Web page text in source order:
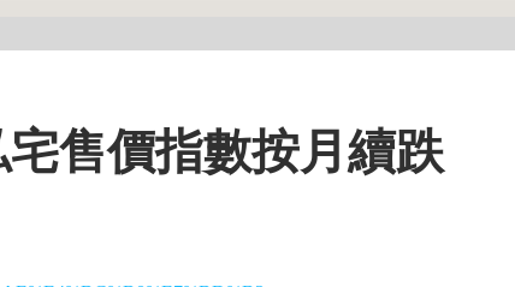
宅售價指數按月續跌